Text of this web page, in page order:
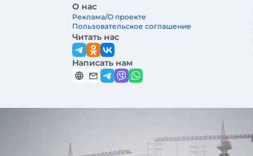
О нас
Реклама/О проекте
Пользовательское соглашение
Читать нас
Написать нам